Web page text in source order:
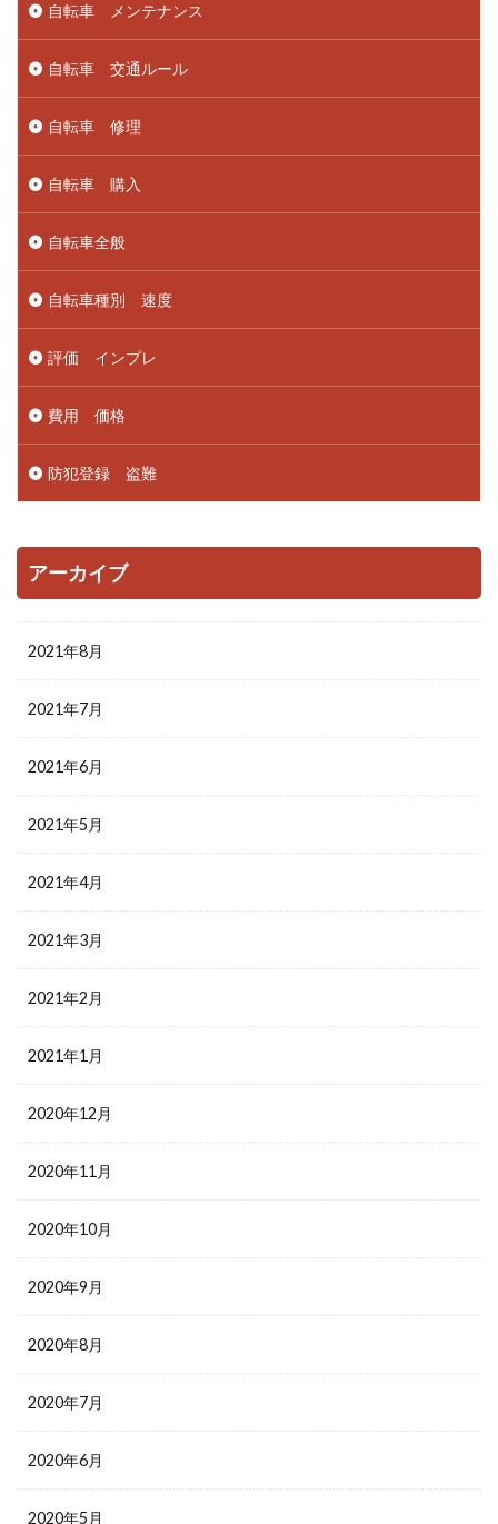
自転車 メンテナンス
自転車 交通ルール
自転車 修理
自転車 購入
自転車全般
自転車種別 速度
評価 インプレ
費用 価格
防犯登録 盗難
アーカイブ
2021年8月
2021年7月
2021年6月
2021年5月
2021年4月
2021年3月
2021年2月
2021年1月
2020年12月
2020年11月
2020年10月
2020年9月
2020年8月
2020年7月
2020年6月
2020年5月